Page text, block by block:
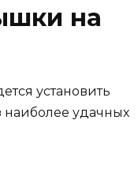
на
установить
удачных